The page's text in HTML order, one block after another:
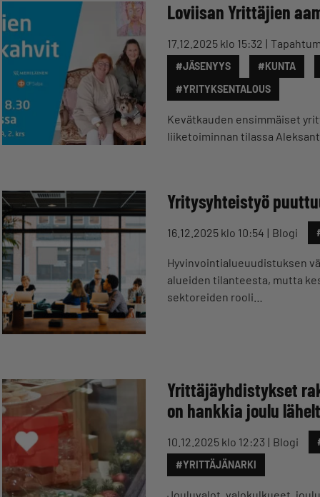
Loviisan Yrittäjien
17.12.2025 klo 15:32
#JÄSENYYS
#KUNTA
#YRITYKSENTALOUS
Kevätkauden ensimmäiset
liiketoiminnan tilassa
Yritysyhteistyö
16.12.2025 klo 10:54 Blogi
Hyvinvointialueuudistuksen
alueiden tilanteesta, mutta
sektoreiden rooli…
Yrittäjäyhdistykset
on hankkia joulu
10.12.2025 klo 12:23 Blogi
#YRITTÄJÄNARKI